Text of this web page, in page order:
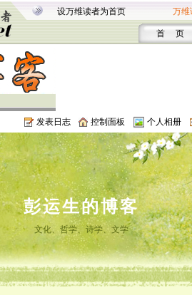
设万维读者为首页 万维
首 页
发表日志 控制面板 个人相册
彭运生的博客
文化、哲学、诗学、文学